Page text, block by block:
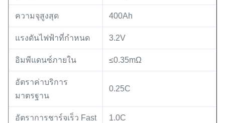
ความจุสูงสุด 400Ah
แรงดันไฟฟ้าที่กำหนด 3.2V
อิมพีแดนซ์ภายใน ≤0.35mΩ
อัตราค่าบริการ
มาตรฐาน
0.25C
อัตราการชาร์จเร็ว Fast 1.0C